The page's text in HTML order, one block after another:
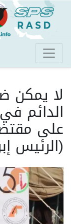
لا يمكن
الدائم
على
(الرئيس